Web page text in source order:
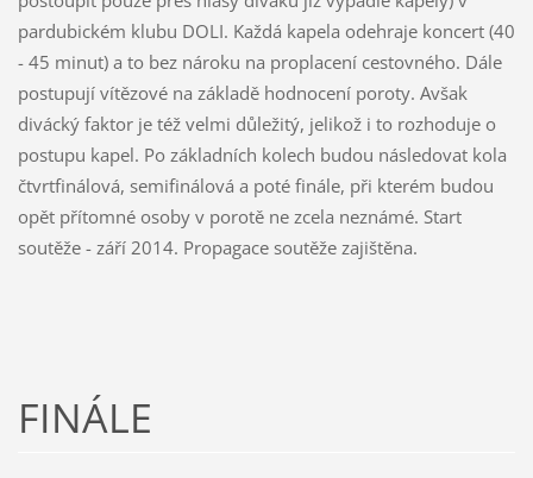
pardubickém klubu DOLI. Každá kapela odehraje koncert (40
- 45 minut) a to bez nároku na proplacení cestovného. Dále
postupují vítězové na základě hodnocení poroty. Avšak
divácký faktor je též velmi důležitý, jelikož i to rozhoduje o
postupu kapel. Po základních kolech budou následovat kola
čtvrtfinálová, semifinálová a poté finále, při kterém budou
opět přítomné osoby v porotě ne zcela neznámé. Start
soutěže - září 2014. Propagace soutěže zajištěna.
FINÁLE